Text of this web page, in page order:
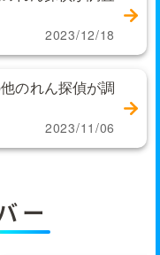
2023/12/18
のれん探偵が調
2023/11/06
ー